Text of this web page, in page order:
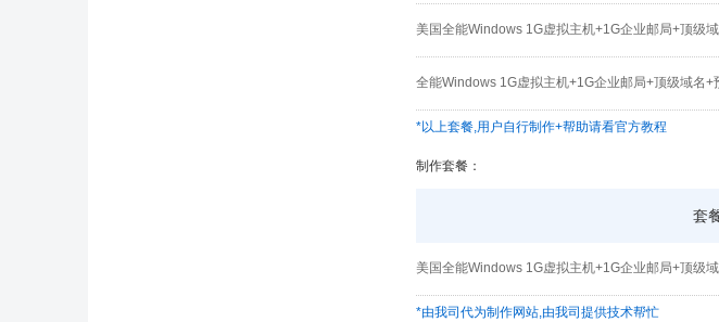
美国全能Windows 1G虚拟主机+1G企业邮局+顶级
全能Windows 1G虚拟主机+1G企业邮局+顶级域名+
*以上套餐,用户自行制作+帮助请看官方教程
制作套餐：
套
美国全能Windows 1G虚拟主机+1G企业邮局+顶级
*由我司代为制作网站,由我司提供技术帮忙